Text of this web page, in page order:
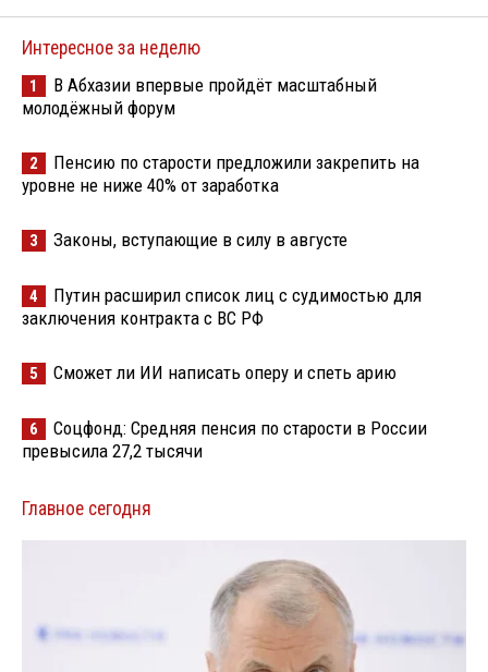
Интересное за неделю
1
В Абхазии впервые пройдёт масштабный
молодёжный форум
2
Пенсию по старости предложили закрепить на
уровне не ниже 40% от заработка
3 Законы, вступающие в силу в августе
4
Путин расширил список лиц с судимостью для
заключения контракта с ВС РФ
5 Сможет ли ИИ написать оперу и спеть арию
6
Соцфонд: Средняя пенсия по старости в России
превысила 27,2 тысячи
Главное сегодня